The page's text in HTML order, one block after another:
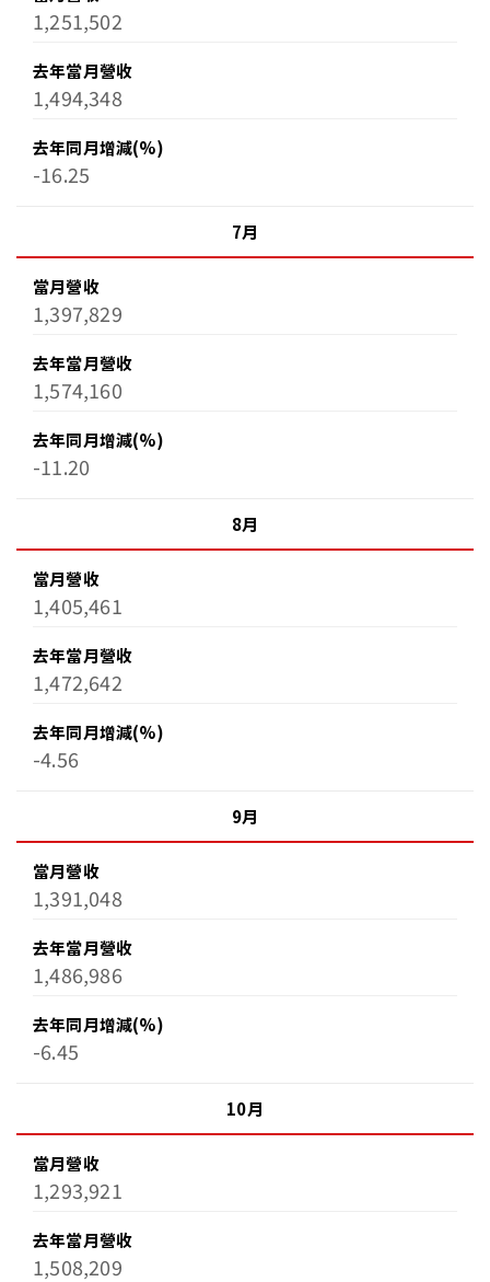
油品客戶查詢
1,251,502
去年當月營收
1,494,348
去年同月增減(%)
-16.25
7月
當月營收
1,397,829
去年當月營收
1,574,160
去年同月增減(%)
-11.20
8月
當月營收
1,405,461
去年當月營收
1,472,642
去年同月增減(%)
-4.56
9月
當月營收
1,391,048
去年當月營收
1,486,986
去年同月增減(%)
-6.45
10月
當月營收
1,293,921
去年當月營收
1,508,209